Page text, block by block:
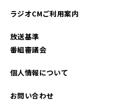
2025年07月
ラジオCMご利用案内
放送基準
番組審議会
個人情報について
お問い合わせ